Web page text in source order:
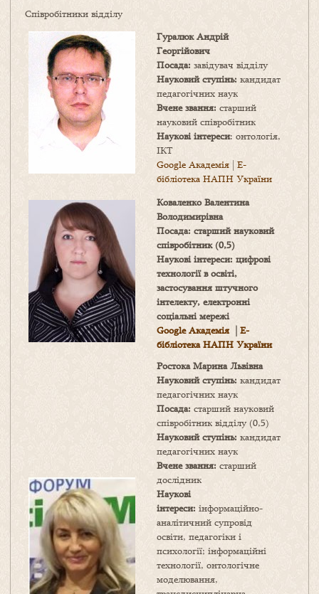
Співробітники відділу
Гуралюк Андрій
Георгійович
Посада: завідувач відділу
Науковий ступінь: кандидат
педагогічних наук
Вчене звання: старший
науковий співробітник
Наукові інтереси: онтологія,
ІКТ
Google Академія | Е-
бібліотека НАПН України
Коваленко Валентина
Володимирівна
Посада: старший науковий
співробітник (0,5)
Наукові інтереси: цифрові
технології в освіті,
застосування штучного
інтелекту, електронні
соціальні мережі
Google Академія | Е-
бібліотека НАПН України
Ростока Марина Львівна
Науковий ступінь: кандидат
педагогічних наук
Посада: старший науковий
співробітник відділу (0,5)
Науковий ступінь: кандидат
педагогічних наук
Вчене звання: старший
дослідник
Наукові
інтереси: інформаційно-
аналітичний супровід
освіти, педагогіки і
психології; інформаційні
технології, онтологічне
моделювання,